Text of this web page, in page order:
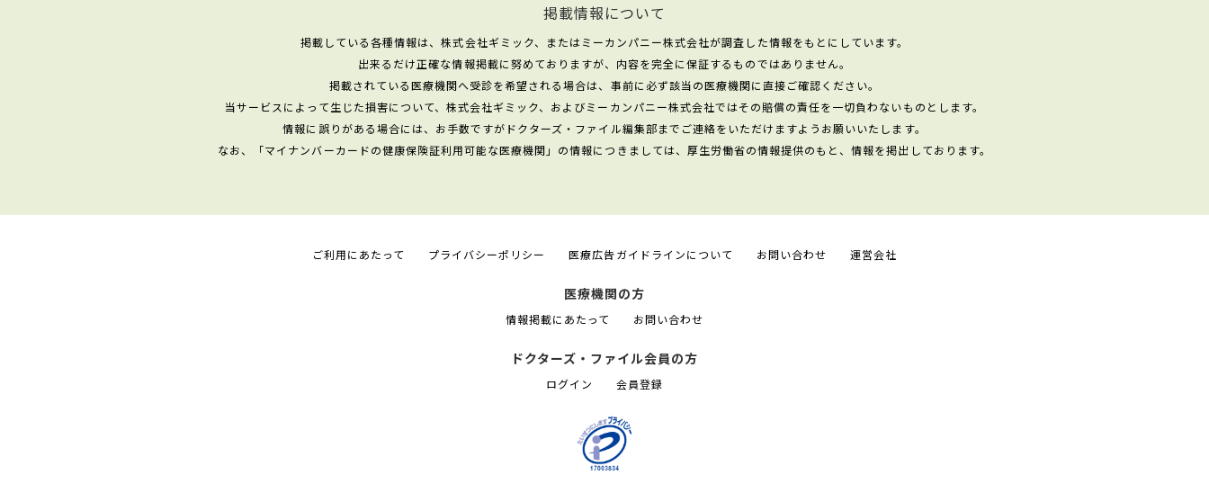
掲載情報について
掲載している各種情報は、株式会社ギミック、またはミーカンパニー株式会社が調査した情報をもとにしています。
出来るだけ正確な情報掲載に努めておりますが、内容を完全に保証するものではありません。
掲載されている医療機関へ受診を希望される場合は、事前に必ず該当の医療機関に直接ご確認ください。
当サービスによって生じた損害について、株式会社ギミック、およびミーカンパニー株式会社ではその賠償の責任を一切負わないものとします。
情報に誤りがある場合には、お手数ですがドクターズ・ファイル編集部までご連絡をいただけますようお願いいたします。
なお、「マイナンバーカードの健康保険証利用可能な医療機関」の情報につきましては、厚生労働省の情報提供のもと、情報を掲出しております。
ご利用にあたって プライバシーポリシー 医療広告ガイドラインについて お問い合わせ 運営会社
医療機関の方
情報掲載にあたって お問い合わせ
ドクターズ・ファイル会員の方
ログイン 会員登録